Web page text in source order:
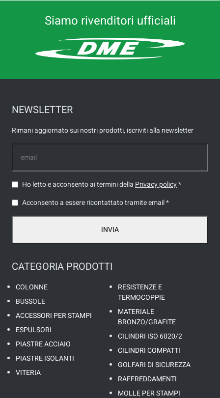
Siamo rivenditori ufficiali
CATEGORIA PRODOTTI
COLONNE
BUSSOLE
ACCESSORI PER STAMPI
ESPULSORI
PIASTRE ACCIAIO
PIASTRE ISOLANTI
VITERIA
RESISTENZE E
TERMOCOPPIE
MATERIALE
BRONZO/GRAFITE
CILINDRI ISO 6020/2
CILINDRI COMPATTI
GOLFARI DI SICUREZZA
RAFFREDDAMENTI
MOLLE PER STAMPI
NEWSLETTER
Rimani aggiornato sui nostri prodotti, iscriviti alla newsletter
Ho letto e acconsento ai termini della Privacy policy*
Acconsento a essere ricontattato tramite email *
INVIA